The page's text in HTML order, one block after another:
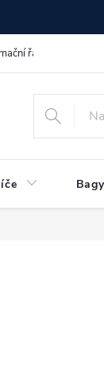
řád
Bagy